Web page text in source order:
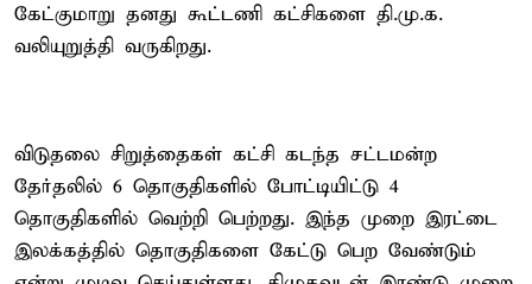
கேட்குமாறு தனது கூட்டணி கட்சிகளை தி.மு.க.
வலியுறுத்தி வருகிறது.
விடுதலை சிறுத்தைகள் கட்சி கடந்த சட்டமன்ற
தேர்தலில் 6 தொகுதிகளில் போட்டியிட்டு 4
தொகுதிகளில் வெற்றி பெற்றது. இந்த முறை இரட்டை
இலக்கத்தில் தொகுதிகளை கேட்டு பெற வேண்டும்